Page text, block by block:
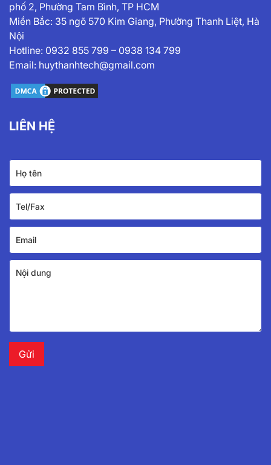
phố 2, Phường Tam Bình, TP HCM
Miền Bắc: 35 ngõ 570 Kim Giang, Phường Thanh Liệt, Hà
Nội
Hotline: 0932 855 799 – 0938 134 799
Email: huythanhtech@gmail.com
LIÊN HỆ